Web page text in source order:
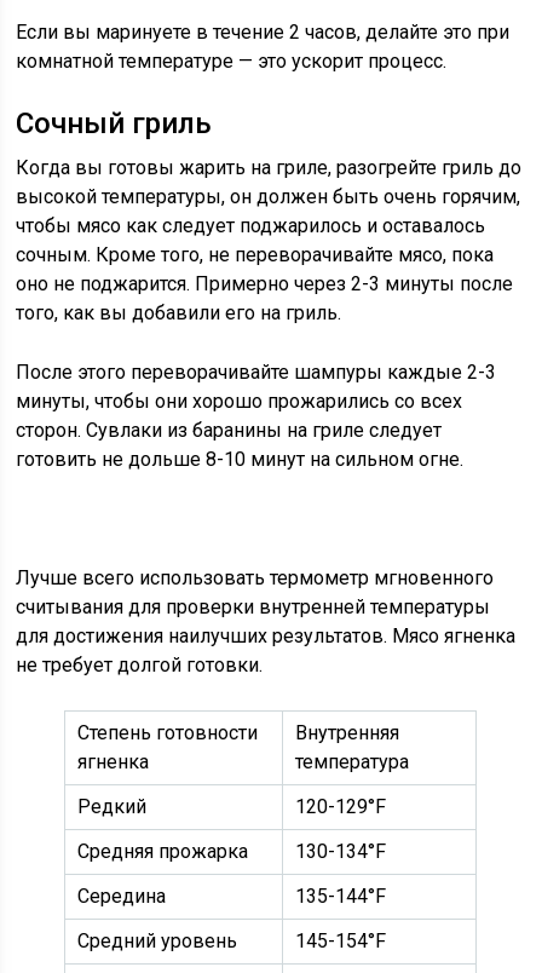
Если вы маринуете в течение 2 часов, делайте это при
комнатной температуре — это ускорит процесс.
Сочный гриль
Когда вы готовы жарить на гриле, разогрейте гриль до
высокой температуры, он должен быть очень горячим,
чтобы мясо как следует поджарилось и оставалось
сочным. Кроме того, не переворачивайте мясо, пока
оно не поджарится. Примерно через 2-3 минуты после
того, как вы добавили его на гриль.
После этого переворачивайте шампуры каждые 2-3
минуты, чтобы они хорошо прожарились со всех
сторон. Сувлаки из баранины на гриле следует
готовить не дольше 8-10 минут на сильном огне.
Лучше всего использовать термометр мгновенного
считывания для проверки внутренней температуры
для достижения наилучших результатов. Мясо ягненка
не требует долгой готовки.
Степень готовности
ягненка
Внутренняя
температура
Редкий
120-129°F
Средняя прожарка
130-134°F
Середина
135-144°F
Средний уровень
145-154°F